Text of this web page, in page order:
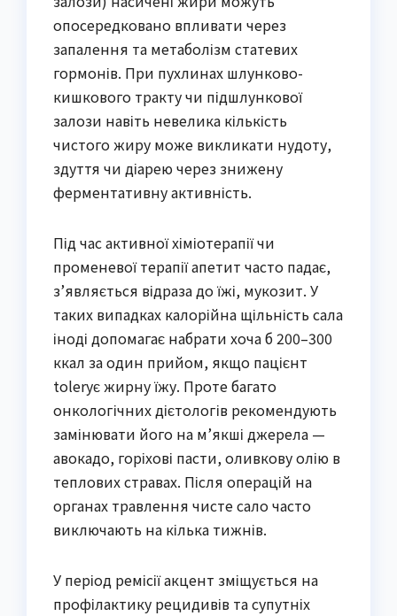
опосередковано впливати через
запалення та метаболізм статевих
гормонів. При пухлинах шлунково-
кишкового тракту чи підшлункової
залози навіть невелика кількість
чистого жиру може викликати нудоту,
здуття чи діарею через знижену
ферментативну активність.
Під час активної хіміотерапії чи
променевої терапії апетит часто падає,
з’являється відраза до їжі, мукозит. У
таких випадках калорійна щільність сала
іноді допомагає набрати хоча б 200–300
ккал за один прийом, якщо пацієнт
tolerує жирну їжу. Проте багато
онкологічних дієтологів рекомендують
замінювати його на м’якші джерела —
авокадо, горіхові пасти, оливкову олію в
теплових стравах. Після операцій на
органах травлення чисте сало часто
виключають на кілька тижнів.
У період ремісії акцент зміщується на
профілактику рецидивів та супутніх